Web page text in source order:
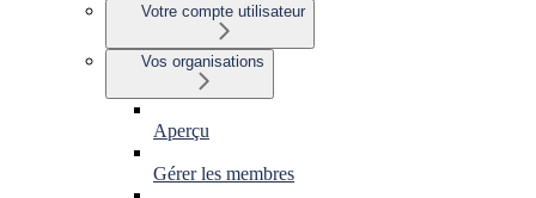
Votre compte utilisateur
Vos organisations
Aperçu
Gérer les membres